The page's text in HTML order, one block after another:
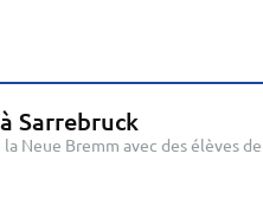
Sarrebruck
Neue Bremm avec des élèves